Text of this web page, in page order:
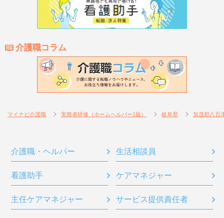
介護職コラム
マイナビ介護職 実務者研修（ホームヘルパー1級） 岐阜県 加茂郡八百
介護職・ヘルパー 生活相談員
看護助手 ケアマネジャー
主任ケアマネジャー サービス提供責任者